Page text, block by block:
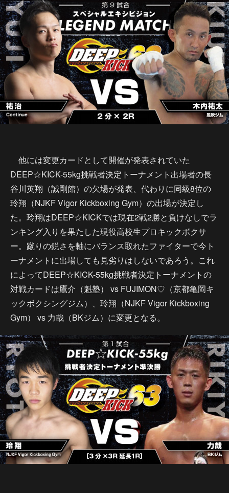
他には変更カードとして開催が発表されていた
DEEP☆KICK-55kg挑戦者決定トーナメント出場者の長
谷川英翔（誠剛館）の欠場が発表、代わりに同級8位の
玲翔（NJKF Vigor Kickboxing Gym）の出場が決定し
た。玲翔はDEEP☆KICKでは現在2戦2勝と負けなしでラ
ンキング入りを果たした現役高校生プロキックボクサ
ー。蹴りの鋭さを軸にバランス取れたファイターで今ト
ーナメントに出場しても見劣りはしないであろう。これ
によってDEEP☆KICK-55kg挑戦者決定トーナメントの
対戦カードは鷹介（魁塾） vs FUJIMON♡（京都亀岡キ
ックボクシングジム）、玲翔（NJKF Vigor Kickboxing
Gym） vs 力哉（BKジム）に変更となる。